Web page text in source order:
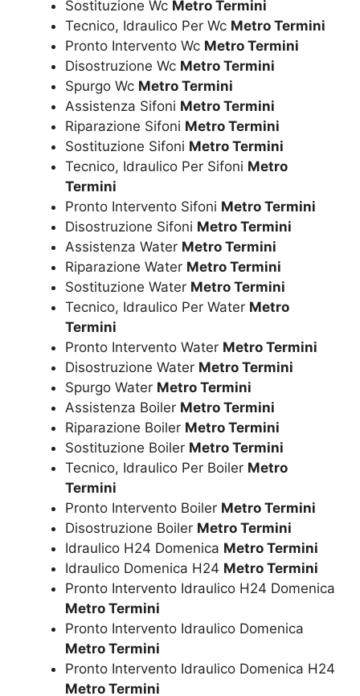
Sostituzione Wc Metro Termini
Tecnico, Idraulico Per Wc Metro Termini
Pronto Intervento Wc Metro Termini
Disostruzione Wc Metro Termini
Spurgo Wc Metro Termini
Assistenza Sifoni Metro Termini
Riparazione Sifoni Metro Termini
Sostituzione Sifoni Metro Termini
Tecnico, Idraulico Per Sifoni Metro
Termini
Pronto Intervento Sifoni Metro Termini
Disostruzione Sifoni Metro Termini
Assistenza Water Metro Termini
Riparazione Water Metro Termini
Sostituzione Water Metro Termini
Tecnico, Idraulico Per Water Metro
Termini
Pronto Intervento Water Metro Termini
Disostruzione Water Metro Termini
Spurgo Water Metro Termini
Assistenza Boiler Metro Termini
Riparazione Boiler Metro Termini
Sostituzione Boiler Metro Termini
Tecnico, Idraulico Per Boiler Metro
Termini
Pronto Intervento Boiler Metro Termini
Disostruzione Boiler Metro Termini
Idraulico H24 Domenica Metro Termini
Idraulico Domenica H24 Metro Termini
Pronto Intervento Idraulico H24 Domenica
Metro Termini
Pronto Intervento Idraulico Domenica
Metro Termini
Pronto Intervento Idraulico Domenica H24
Metro Termini